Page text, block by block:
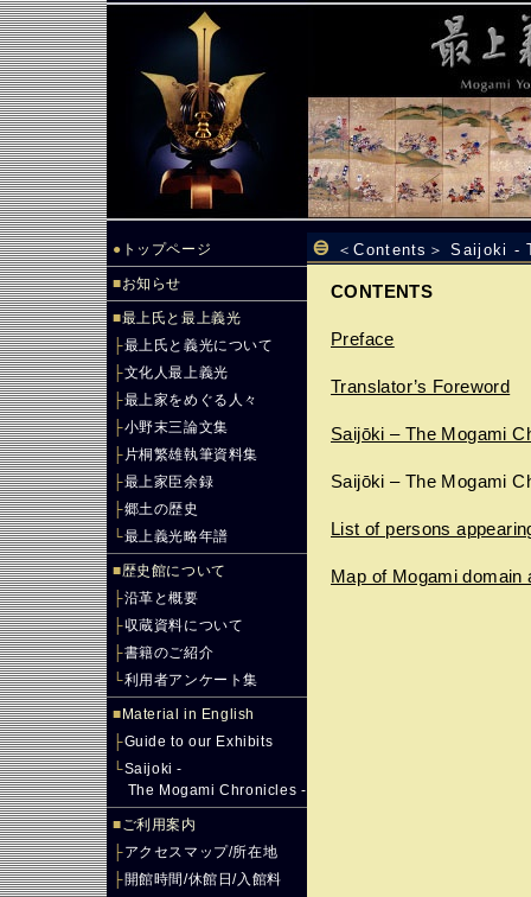
● トップページ
■お知らせ
■最上氏と最上義光
├最上氏と義光について
├文化人最上義光
├最上家をめぐる人々
├小野末三論文集
├ 片桐繁雄執筆資料集
├最上家臣余録
├郷土の歴史
└最上義光略年譜
■歴史館について
├沿革と概要
├収蔵資料について
├書籍のご紹介
└利用者アンケート集
■ Material in English
├Guide to our Exhibits
└Saijoki -
The Mogami Chronicles -
■ご利用案内
├アクセスマップ/所在地
├開館時間/休館日/入館料
＜Contents＞ Saijoki -
CONTENTS
Preface
Translator’s Foreword
Saijōki – The Mogami
Saijōki – The Mogami
List of persons
Map of Mogami domain